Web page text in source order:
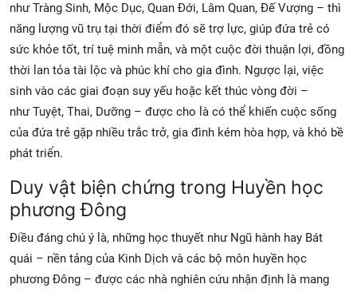
như Tràng Sinh, Mộc Dục, Quan Đới, Lâm Quan, Đế Vượng – thì
năng lượng vũ trụ tại thời điểm đó sẽ trợ lực, giúp đứa trẻ có
sức khỏe tốt, trí tuệ minh mẫn, và một cuộc đời thuận lợi, đồng
thời lan tỏa tài lộc và phúc khí cho gia đình. Ngược lại, việc
sinh vào các giai đoạn suy yếu hoặc kết thúc vòng đời –
như Tuyệt, Thai, Dưỡng – được cho là có thể khiến cuộc sống
của đứa trẻ gặp nhiều trắc trở, gia đình kém hòa hợp, và khó bề
phát triển.
Duy vật biện chứng trong Huyền học
phương Đông
Điều đáng chú ý là, những học thuyết như Ngũ hành hay Bát
quái – nền tảng của Kinh Dịch và các bộ môn huyền học
phương Đông – được các nhà nghiên cứu nhận định là mang